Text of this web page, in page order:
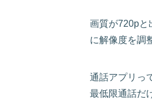
画質が720pと
に解像度を調
通話アプリっ
最低限通話だ